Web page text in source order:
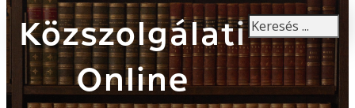
Közszolgálati
Online
Keresés